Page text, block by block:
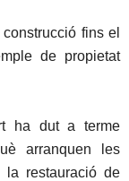
fins el
de propietat
ha dut a terme
arranquen les
la restauració de